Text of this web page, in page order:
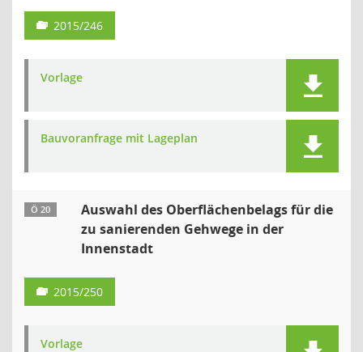
2015/246
Vorlage
Bauvoranfrage mit Lageplan
Ö 20
Auswahl des Oberflächenbelags für die
zu sanierenden Gehwege in der
Innenstadt
2015/250
Vorlage